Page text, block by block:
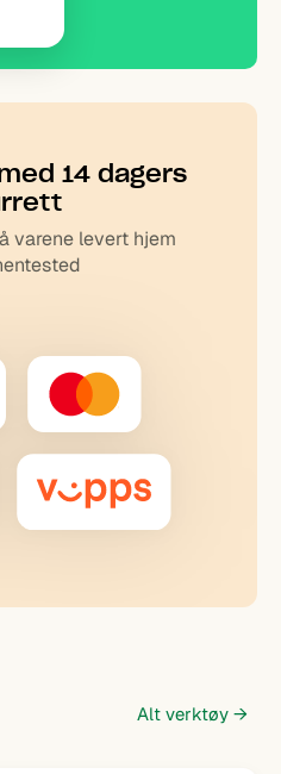
14 dagers
varene levert hjem
Alt verktøy →